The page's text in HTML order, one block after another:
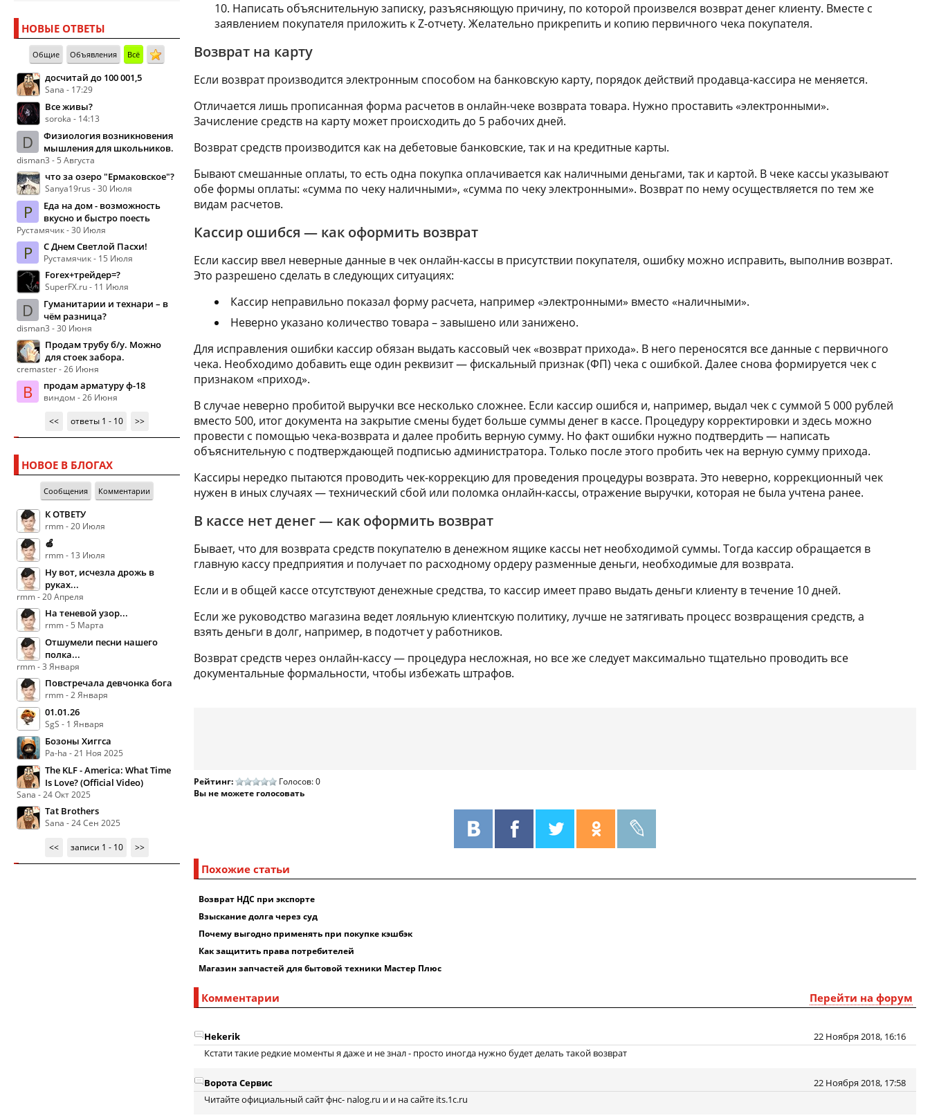
НОВЫЕ ОТВЕТЫ
Общие Объявления Всё
досчитай до 100 001,5
Sana - 17:29
Все живы?
soroka - 14:13
D
Физиология возникновения
мышления для школьников.
disman3 - 5 Августа
что за озеро "Ермаковское"?
Sanya19rus - 30 Июля
Р
Еда на дом - возможность
вкусно и быстро поесть
Рустамячик - 30 Июля
Р С Днем Светлой Пасхи!
Рустамячик - 15 Июля
Forex+трейдер=?
SuperFX.ru - 11 Июля
D
Гуманитарии и технари – в
чём разница?
disman3 - 30 Июня
Продам трубу б/у. Можно
для стоек забора.
cremaster - 26 Июня
В продам арматуру ф-18
виндом - 26 Июня
<<
ответы 1 - 10 >>
НОВОЕ В БЛОГАХ
Сообщения Комментарии
К ОТВЕТУ
rmm - 20 Июля
🍏
rmm - 13 Июля
Ну вот, исчезла дрожь в
руках...
rmm - 20 Апреля
На теневой узор...
rmm - 5 Марта
Отшумели песни нашего
полка...
rmm - 3 Января
Повстречала девчонка бога
rmm - 2 Января
01.01.26
SgS - 1 Января
Бозоны Хиггса
Pa-ha - 21 Ноя 2025
The KLF - America: What Time
Is Love? (Official Video)
Sana - 24 Окт 2025
Tat Brothers
Sana - 24 Сен 2025
<< записи 1 - 10 >>
Написать объяснительную записку, разъясняющую причину, по которой произвелся возврат денег клиенту. Вместе с
заявлением покупателя приложить к Z-отчету. Желательно прикрепить и копию первичного чека покупателя.
Возврат на карту
Если возврат производится электронным способом на банковскую карту, порядок действий продавца-кассира не меняется.
Отличается лишь прописанная форма расчетов в онлайн-чеке возврата товара. Нужно проставить «электронными».
Зачисление средств на карту может происходить до 5 рабочих дней.
Возврат средств производится как на дебетовые банковские, так и на кредитные карты.
Бывают смешанные оплаты, то есть одна покупка оплачивается как наличными деньгами, так и картой. В чеке кассы указывают
обе формы оплаты: «сумма по чеку наличными», «сумма по чеку электронными». Возврат по нему осуществляется по тем же
видам расчетов.
Кассир ошибся — как оформить возврат
Если кассир ввел неверные данные в чек онлайн-кассы в присутствии покупателя, ошибку можно исправить, выполнив возврат.
Это разрешено сделать в следующих ситуациях:
Кассир неправильно показал форму расчета, например «электронными» вместо «наличными».
Неверно указано количество товара – завышено или занижено.
Для исправления ошибки кассир обязан выдать кассовый чек «возврат прихода». В него переносятся все данные с первичного
чека. Необходимо добавить еще один реквизит — фискальный признак (ФП) чека с ошибкой. Далее снова формируется чек с
признаком «приход».
В случае неверно пробитой выручки все несколько сложнее. Если кассир ошибся и, например, выдал чек с суммой 5 000 рублей
вместо 500, итог документа на закрытие смены будет больше суммы денег в кассе. Процедуру корректировки и здесь можно
провести с помощью чека-возврата и далее пробить верную сумму. Но факт ошибки нужно подтвердить — написать
объяснительную с подтверждающей подписью администратора. Только после этого пробить чек на верную сумму прихода.
Кассиры нередко пытаются проводить чек-коррекцию для проведения процедуры возврата. Это неверно, коррекционный чек
нужен в иных случаях — технический сбой или поломка онлайн-кассы, отражение выручки, которая не была учтена ранее.
В кассе нет денег — как оформить возврат
Бывает, что для возврата средств покупателю в денежном ящике кассы нет необходимой суммы. Тогда кассир обращается в
главную кассу предприятия и получает по расходному ордеру разменные деньги, необходимые для возврата.
Если и в общей кассе отсутствуют денежные средства, то кассир имеет право выдать деньги клиенту в течение 10 дней.
Если же руководство магазина ведет лояльную клиентскую политику, лучше не затягивать процесс возвращения средств, а
взять деньги в долг, например, в подотчет у работников.
Возврат средств через онлайн-кассу — процедура несложная, но все же следует максимально тщательно проводить все
документальные формальности, чтобы избежать штрафов.
Рейтинг:
Голосов: 0
Вы не можете голосовать
Похожие статьи
Возврат НДС при экспорте
Взыскание долга через суд
Почему выгодно применять при покупке кэшбэк
Как защитить права потребителей
Магазин запчастей для бытовой техники Мастер Плюс
Перейти на форум
Комментарии
22 Ноября 2018, 16:16
Hekerik
Кстати такие редкие моменты я даже и не знал - просто иногда нужно будет делать такой возврат
22 Ноября 2018, 17:58
Ворота Сервис
Читайте официальный сайт фнс- nalog.ru и и на сайте its.1c.ru